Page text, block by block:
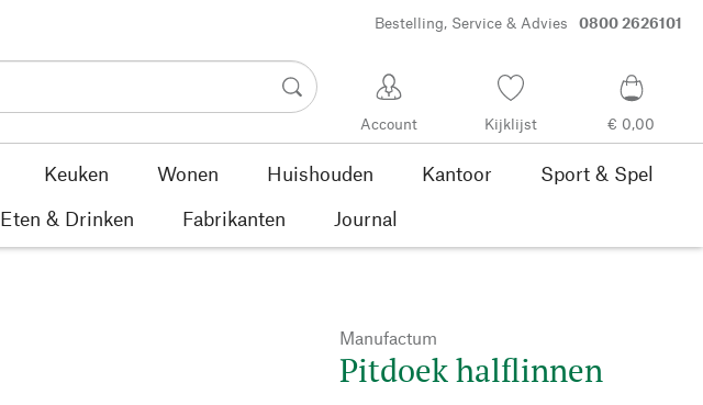
Bestelling, Service & Advies 0800 2626101
Account Kijklijst € 0,00
Keuken Wonen Huishouden Kantoor
Sport & Spel
Eten & Drinken Fabrikanten Journal
Manufactum
Pitdoek halflinnen